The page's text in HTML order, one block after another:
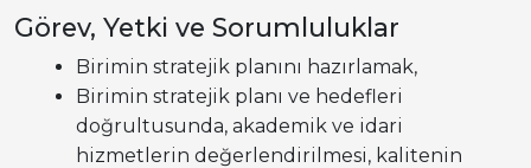
Görev, Yetki ve Sorumluluklar
Birimin stratejik planını hazırlamak,
Birimin stratejik planı ve hedefleri
doğrultusunda, akademik ve idari
hizmetlerin değerlendirilmesi, kalitenin